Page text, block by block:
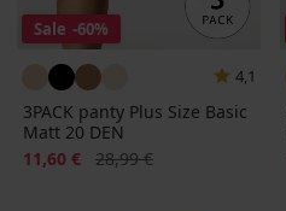
Sale -60%
4,1
3PACK panty Plus Size Basic
Matt 20 DEN
Korting
11,60 € Oorspronkelijke prijs
28,99 €